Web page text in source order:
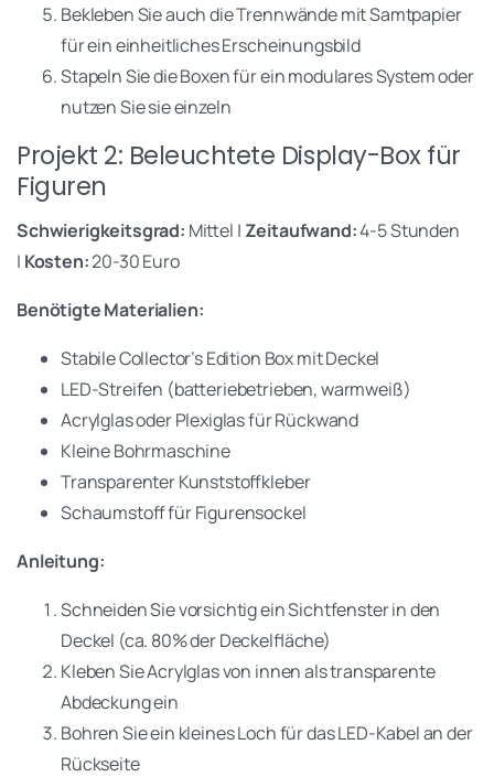
Bekleben Sie auch die Trennwände mit Samtpapier
für ein einheitliches Erscheinungsbild
Stapeln Sie die Boxen für ein modulares System oder
nutzen Sie sie einzeln
Projekt 2: Beleuchtete Display-Box für
Figuren
Schwierigkeitsgrad: Mittel | Zeitaufwand:4-5 Stunden
| Kosten:20-30 Euro
Benötigte Materialien:
Stabile Collector’s Edition Box mit Deckel
LED-Streifen (batteriebetrieben, warmweiß)
Acrylglas oder Plexiglas für Rückwand
Kleine Bohrmaschine
Transparenter Kunststoffkleber
Schaumstoff für Figurensockel
Anleitung:
Schneiden Sie vorsichtig ein Sichtfenster in den
Deckel (ca. 80% der Deckelfläche)
Kleben Sie Acrylglas von innen als transparente
Abdeckung ein
Bohren Sie ein kleines Loch für das LED-Kabel an der
Rückseite